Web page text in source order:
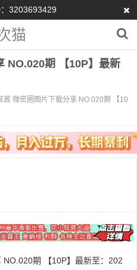
3203693429
猫
NO.020期 【10P】最新
酱 微密圈图片下载分享 NO.020期 【10
NO.020期 【10P】最新至：202